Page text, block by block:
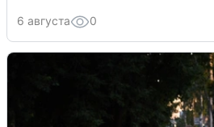
6 августа 0